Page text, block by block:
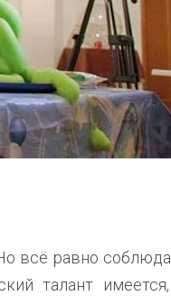
всё равно
талант